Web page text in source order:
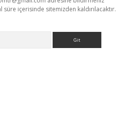
içerisinde sitemizden kaldırılacaktır.